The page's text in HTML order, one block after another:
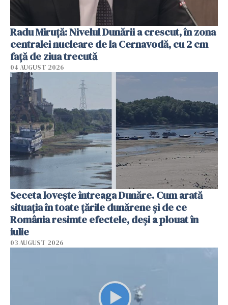
Radu Miruţă: Nivelul Dunării a crescut, în zona
centralei nucleare de la Cernavodă, cu 2 cm
faţă de ziua trecută
04 AUGUST 2026
Seceta lovește întreaga Dunăre. Cum arată
situația în toate țările dunărene și de ce
România resimte efectele, deși a plouat în
iulie
03 AUGUST 2026